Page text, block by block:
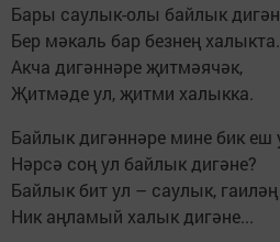
Бары саулык-олы байлык дигән
Бер мәкаль бар безнең халыкта.
Акча дигәннәре җитмәячәк,
Җитмәде ул, җитми халыкка.
Байлык дигәннәре мине бик еш
Нәрсә соң ул байлык дигәне?
Байлык бит ул – саулык,
Ник аңламый халык дигәне...